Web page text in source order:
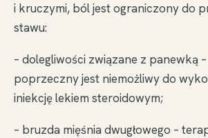
i kruczymi, ból jest ograniczony do
stawu:
– dolegliwości związane z panewką
poprzeczny jest niemożliwy do
iniekcję lekiem steroidowym;
– bruzda mięśnia dwugłowego –